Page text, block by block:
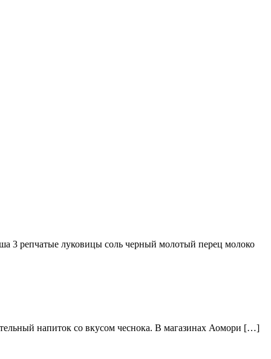
3 репчатые луковицы соль черный молотый перец молоко
напиток со вкусом чеснока. В магазинах Аомори […]